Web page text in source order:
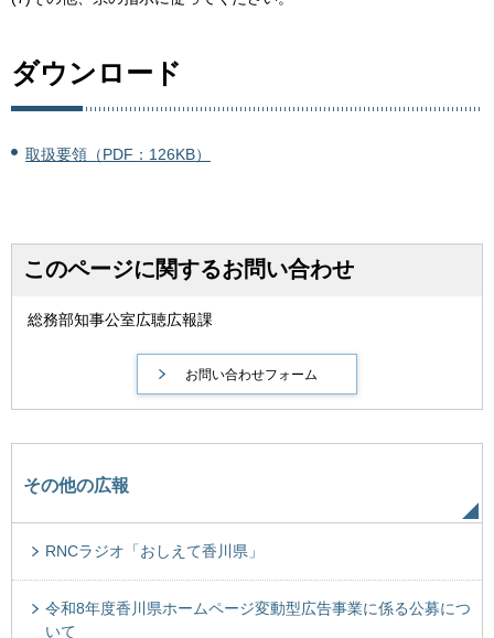
ダウンロード
取扱要領（PDF：126KB）
このページに関するお問い合わせ
総務部知事公室広聴広報課
その他の広報
RNCラジオ「おしえて香川県」
令和8年度香川県ホームページ変動型広告事業に係る公募につ
いて